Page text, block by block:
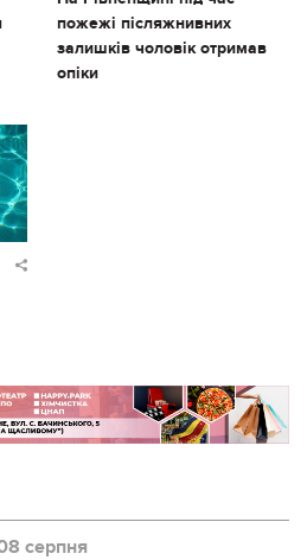
пожежі післяжнивних
залишків чоловік отримав
опіки
серпня